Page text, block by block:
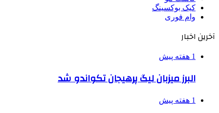
کیک بوکسینگ
وام فوری
آخرین اخبار
1 هفته پیش
البرز میزبان لیگ پرهیجان تکواندو شد
1 هفته پیش